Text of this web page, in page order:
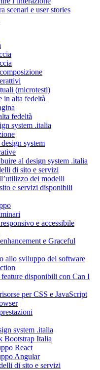
scenari e user stories
(microtesti)
in alta fedeltà
fedeltà
system .italia
system
al design system .italia
di sito e servizi
dei modelli
e servizi disponibili
e accessibile
e Graceful
allo sviluppo del software
disponibili con Can I
per CSS e JavaScript
system .italia
Bootstrap Italia
React
Angular
di sito e servizi